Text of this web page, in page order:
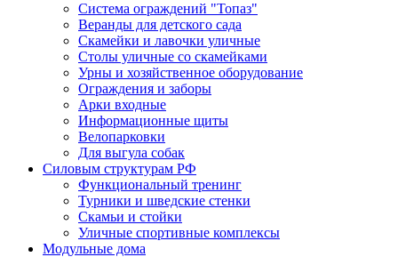
Система ограждений "Топаз"
Веранды для детского сада
Скамейки и лавочки уличные
Столы уличные со скамейками
Урны и хозяйственное оборудование
Ограждения и заборы
Арки входные
Информационные щиты
Велопарковки
Для выгула собак
Силовым структурам РФ
Функциональный тренинг
Турники и шведские стенки
Скамьи и стойки
Уличные спортивные комплексы
Модульные дома